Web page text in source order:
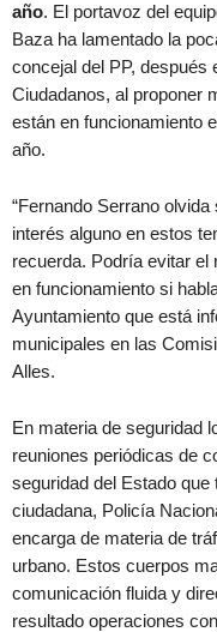
año. El portavoz del
Baza ha lamentado la
concejal del PP, después
Ciudadanos, al proponer
están en funcionamiento
año.
“Fernando Serrano
interés alguno en estos
recuerda. Podría evitar
en funcionamiento si
Ayuntamiento que está
municipales en las
Alles.
En materia de seguridad
reuniones periódicas de
seguridad del Estado
ciudadana, Policía
encarga de materia de
urbano. Estos cuerpos
comunicación fluida y
resultado operaciones